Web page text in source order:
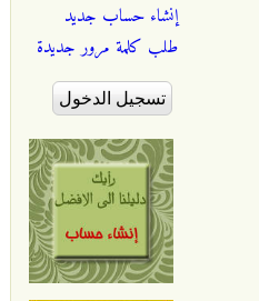
إنشاء حساب جديد
طلب كلمة مرور جديدة